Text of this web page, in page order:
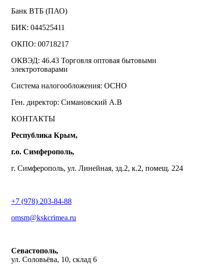
Банк ВТБ (ПАО)
БИК: 044525411
ОКПО: 00718217
ОКВЭД: 46.43 Торговля оптовая бытовыми
электротоварами
Система налогообложения: ОСНО
Ген. директор: Симановский А.В
КОНТАКТЫ
Республика Крым,
г.о. Симферополь,
г. Симферополь, ул. Линейная, зд.2, к.2, помещ. 224
+7 (978) 203-84-88
omsm@kskcrimea.ru
Севастополь,
ул. Соловьёва, 10, склад 6